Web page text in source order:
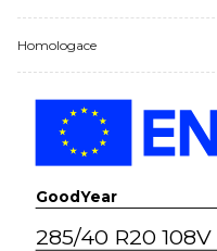
Homologace
GoodYear
285/40 R20 108V